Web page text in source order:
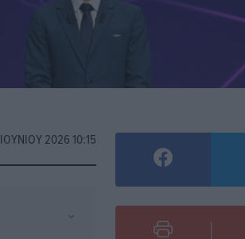
2026 10:15
⌄